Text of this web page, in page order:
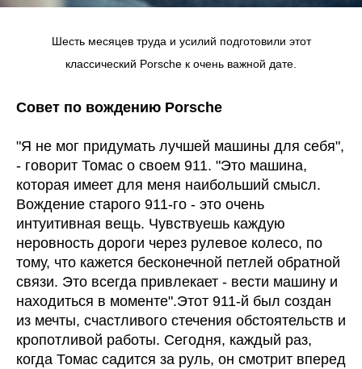
Шесть месяцев труда и усилий подготовили этот
классический Porsche к очень важной дате.
Совет по вождению Porsche
"Я не мог придумать лучшей машины для себя",
- говорит Томас о своем 911. "Это машина,
которая имеет для меня наибольший смысл.
Вождение старого 911-го - это очень
интуитивная вещь. Чувствуешь каждую
неровность дороги через рулевое колесо, по
тому, что кажется бесконечной петлей обратной
связи. Это всегда привлекает - вести машину и
находиться в моменте".Этот 911-й был создан
из мечты, счастливого стечения обстоятельств и
кропотливой работы. Сегодня, каждый раз,
когда Томас садится за руль, он смотрит вперед